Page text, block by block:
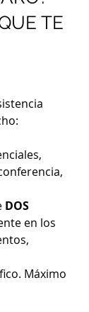
TE
DOS
en los
Máximo